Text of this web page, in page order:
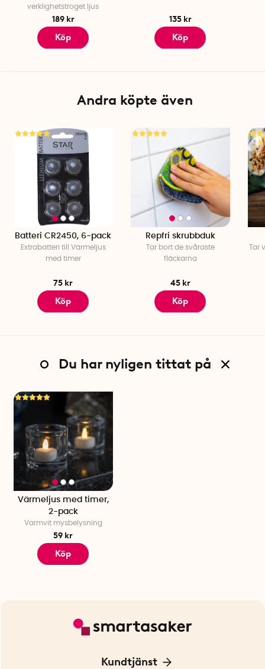
verklighetstroget ljus
189 kr
Köp
135 kr
Köp
Andra köpte även
Batteri CR2450, 6-pack
Extrabatteri till Värmeljus
med timer
75 kr
Köp
Repfri skrubbduk
Tar bort de svåraste
fläckarna
45 kr
Köp
Du har nyligen tittat på
Värmeljus med timer,
2-pack
Varmvit mysbelysning
59 kr
Köp
Kundtjänst